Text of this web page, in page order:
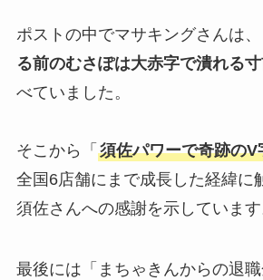
ポストの中でマサキングさんは、
る前のむさぽは大赤字で潰れる
べていました。
そこから「 須佐パワーで奇跡のV
全国6店舗にまで成長した経緯に
須佐さんへの感謝を示しています
最後には「まちゃきんからの退